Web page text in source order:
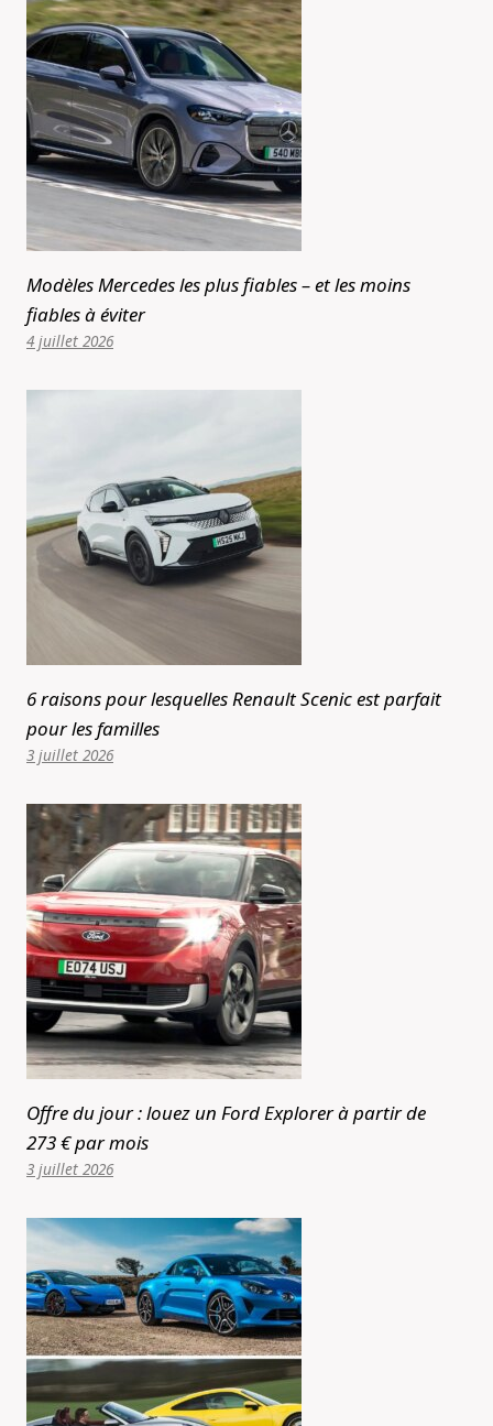
Modèles Mercedes les plus fiables – et les moins
fiables à éviter
4 juillet 2026
6 raisons pour lesquelles Renault Scenic est parfait
pour les familles
3 juillet 2026
Offre du jour : louez un Ford Explorer à partir de
273 € par mois
3 juillet 2026